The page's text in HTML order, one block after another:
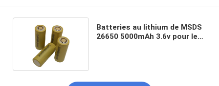
Batteries au lithium de MSDS
26650 5000mAh 3.6v pour les